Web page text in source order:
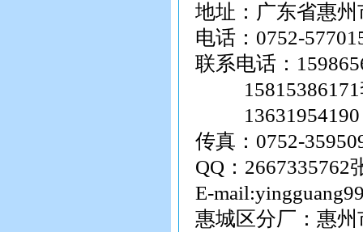
地址：广东省惠
电话：0752-
联系电话：
15815386171
传真：0752-
QQ：2667335762
E-
惠城区分厂：惠州